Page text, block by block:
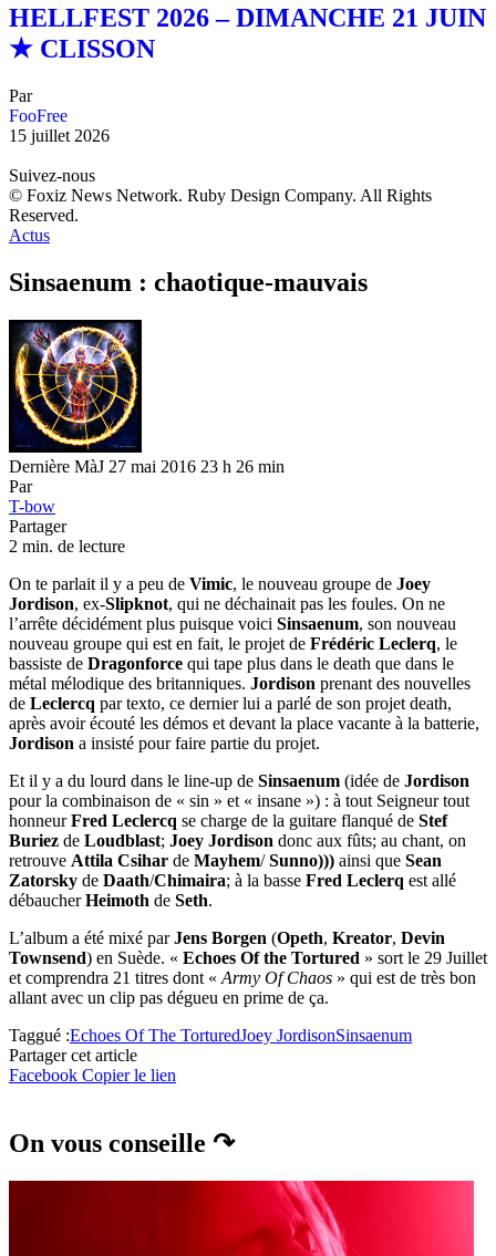
HELLFEST 2026 – DIMANCHE 21 JUIN
★ CLISSON
Par
FooFree
15 juillet 2026
Suivez-nous
© Foxiz News Network. Ruby Design Company. All Rights
Reserved.
Actus
Sinsaenum : chaotique-mauvais
Dernière MàJ 27 mai 2016 23 h 26 min
Par
T-bow
Partager
2 min. de lecture
On te parlait il y a peu de Vimic, le nouveau groupe de Joey
Jordison, ex-Slipknot, qui ne déchainait pas les foules. On ne
l’arrête décidément plus puisque voici Sinsaenum, son nouveau
nouveau groupe qui est en fait, le projet de Frédéric Leclerq, le
bassiste de Dragonforce qui tape plus dans le death que dans le
métal mélodique des britanniques. Jordison prenant des nouvelles
de Leclercq par texto, ce dernier lui a parlé de son projet death,
après avoir écouté les démos et devant la place vacante à la batterie,
Jordison a insisté pour faire partie du projet.
Et il y a du lourd dans le line-up de Sinsaenum (idée de Jordison
pour la combinaison de « sin » et « insane ») : à tout Seigneur tout
honneurFred Leclercq se charge de la guitare flanqué de Stef
Buriez de Loudblast; Joey Jordison donc aux fûts; au chant, on
retrouve Attila Csihar de Mayhem/Sunno))) ainsi que Sean
Zatorsky de Daath/Chimaira; à la basse Fred Leclerq est allé
débaucherHeimoth de Seth.
L’album a été mixé parJens Borgen (Opeth, Kreator, Devin
Townsend) en Suède. « Echoes Of the Tortured » sort le 29 Juillet
et comprendra 21 titres dont « Army Of Chaos » qui est de très bon
allant avec un clip pas dégueu en prime de ça.
Taggué :Echoes Of The TorturedJoey JordisonSinsaenum
Partager cet article
Facebook Copier le lien
On vous conseille ↷